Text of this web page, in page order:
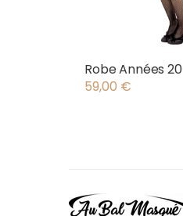
Robe Années 20
59,00 €